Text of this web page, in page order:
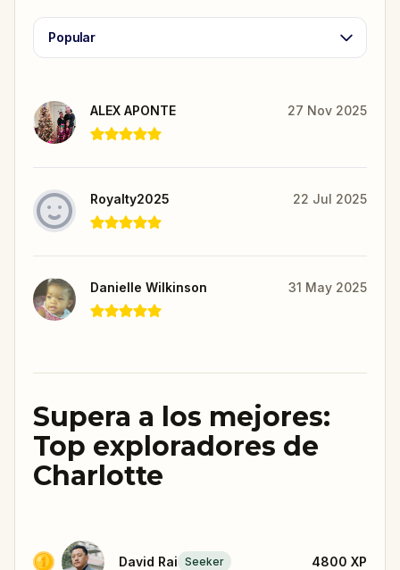
Popular
ALEX APONTE 27 Nov 2025
Royalty2025 22 Jul 2025
Danielle Wilkinson 31 May 2025
Supera a los mejores:
Top exploradores de
Charlotte
David Rai Seeker 4800 XP